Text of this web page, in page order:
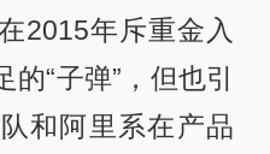
2015年斥重金入
“子弹”，但也引
和阿里系在产品